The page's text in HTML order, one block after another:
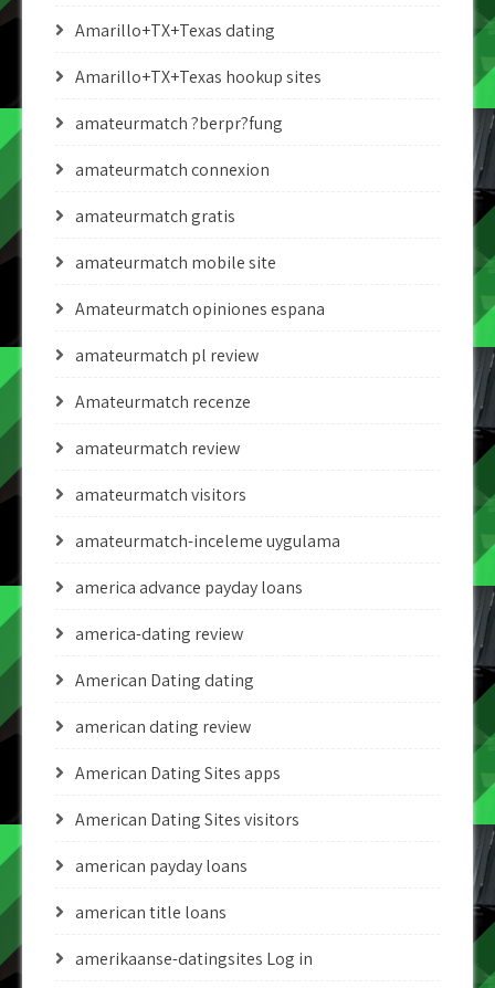
Amarillo+TX+Texas dating
Amarillo+TX+Texas hookup sites
amateurmatch ?berpr?fung
amateurmatch connexion
amateurmatch gratis
amateurmatch mobile site
Amateurmatch opiniones espana
amateurmatch pl review
Amateurmatch recenze
amateurmatch review
amateurmatch visitors
amateurmatch-inceleme uygulama
america advance payday loans
america-dating review
American Dating dating
american dating review
American Dating Sites apps
American Dating Sites visitors
american payday loans
american title loans
amerikaanse-datingsites Log in